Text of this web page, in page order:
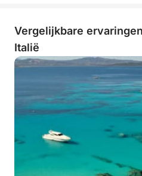
Vergelijkbare
Italië